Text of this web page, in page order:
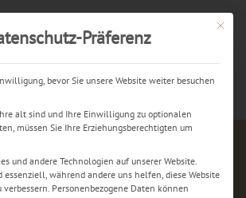
kostenlos anrufen
Mit
Präferenz
bevor Sie unsere Website weiter besuchen
alt sind und Ihre Einwilligung zu optionalen
müssen Sie Ihre Erziehungsberechtigten um
und andere Technologien auf unserer Website.
essenziell, während andere uns helfen, diese Website
verbessern. Personenbezogene Daten können